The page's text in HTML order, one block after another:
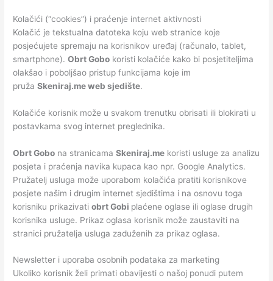
Kolačići (“cookies”) i praćenje internet aktivnosti
Kolačić je tekstualna datoteka koju web stranice koje
posjećujete spremaju na korisnikov uređaj (računalo, tablet,
smartphone).Obrt Gobo koristi kolačiće kako bi posjetiteljima
olakšao i poboljšao pristup funkcijama koje im
pružaSkeniraj.me web sjedište.
Kolačiće korisnik može u svakom trenutku obrisati ili blokirati u
postavkama svog internet preglednika.
Obrt Gobo na stranicamaSkeniraj.me koristi usluge za analizu
posjeta i praćenja navika kupaca kao npr. Google Analytics.
Pružatelj usluga može uporabom kolačića pratiti korisnikove
posjete našim i drugim internet sjedištima i na osnovu toga
korisniku prikazivatiobrt Gobi plaćene oglase ili oglase drugih
korisnika usluge. Prikaz oglasa korisnik može zaustaviti na
stranici pružatelja usluga zaduženih za prikaz oglasa.
Newsletter i uporaba osobnih podataka za marketing
Ukoliko korisnik želi primati obavijesti o našoj ponudi putem